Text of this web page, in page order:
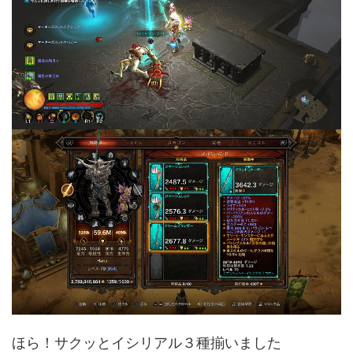
ほら！サクッとイシリアル３種揃いました